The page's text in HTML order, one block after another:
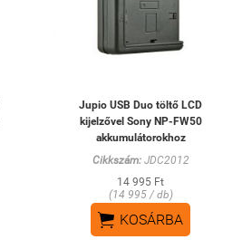
Jupio USB Duo töltő LCD
kijelzővel Sony NP-FW50
akkumulátorokhoz
Cikkszám:JDC2012
14 995 Ft
(14 995 / db)
 KOSÁRBA